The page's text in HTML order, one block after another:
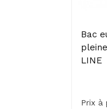
Bac
LINE
Prix à